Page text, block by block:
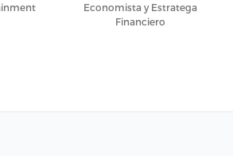
Economista y Estratega
Financiero